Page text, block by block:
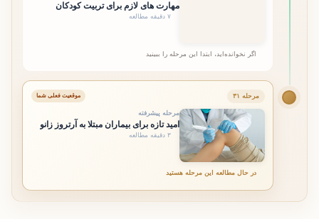
مهارت های لازم برای تربیت کودکان
۷ دقیقه مطالعه
اگر نخوانده‌اید، ابتدا این مرحله را ببینید
مرحله ۳۱ موقعیت فعلی شما
مرحله پیشرفته
امید تازه برای بیماران مبتلا به آرتروز زانو
۳ دقیقه مطالعه
در حال مطالعه این مرحله هستید